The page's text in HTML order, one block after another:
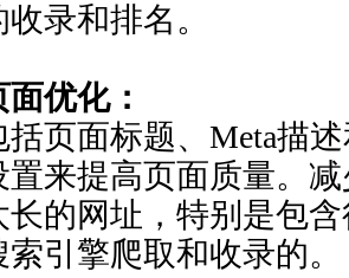
收录和排名。
面优化：
括页面标题、Meta描
置来提高页面质量。
长的网址，特别是包
索引擎爬取和收录的。